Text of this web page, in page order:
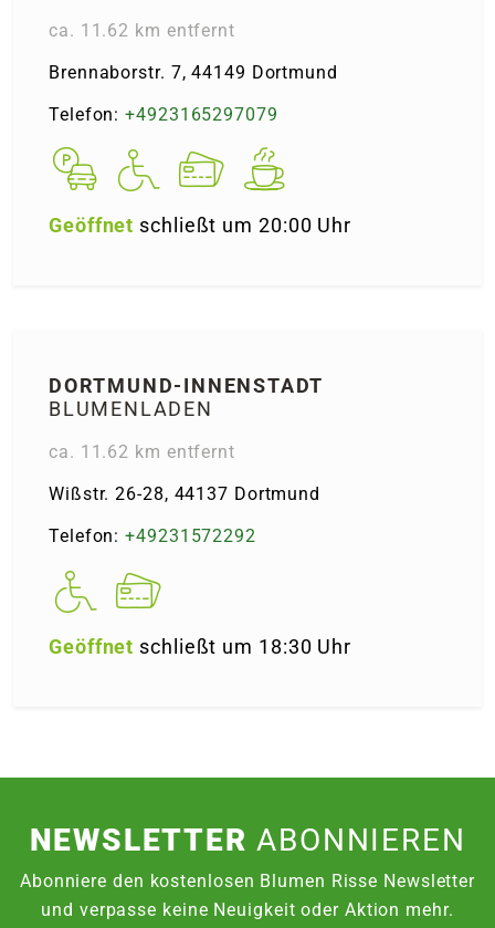
ca. 11.62 km entfernt
Brennaborstr. 7, 44149 Dortmund
Telefon:+4923165297079
Geöffnet schließt um 20:00 Uhr
DORT­MUND-INNEN­STADT
BLUMENLADEN
ca. 11.62 km entfernt
Wißstr. 26-28, 44137 Dortmund
Telefon:+49231572292
Geöffnet schließt um 18:30 Uhr
NEWSLETTERABONNIEREN
Abonniere den kostenlosen Blumen Risse Newsletter
und verpasse keine Neuigkeit oder Aktion mehr.